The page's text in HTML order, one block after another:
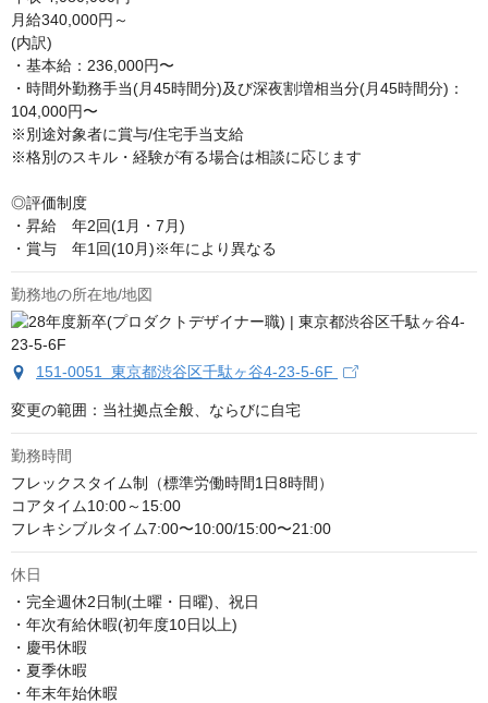
月給340,000円～
(内訳)
・基本給：236,000円〜
・時間外勤務手当(月45時間分)及び深夜割増相当分(月45時間分)：
104,000円〜
※別途対象者に賞与/住宅手当支給
※格別のスキル・経験が有る場合は相談に応じます
◎評価制度
・昇給　年2回(1月・7月)
・賞与　年1回(10月)※年により異なる
勤務地の所在地/地図
151-0051 東京都渋谷区千駄ヶ谷4-23-5-6F
変更の範囲：当社拠点全般、ならびに自宅
勤務時間
フレックスタイム制（標準労働時間1日8時間）
コアタイム10:00～15:00
フレキシブルタイム7:00〜10:00/15:00〜21:00
休日
・完全週休2日制(土曜・日曜)、祝日
・年次有給休暇(初年度10日以上)
・慶弔休暇
・夏季休暇
・年末年始休暇